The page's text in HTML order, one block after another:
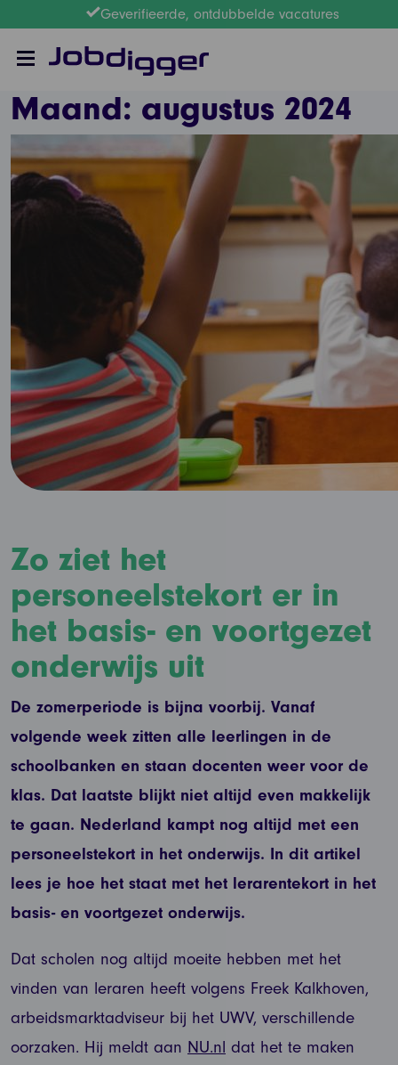
Geverifieerde, ontdubbelde vacatures
Maand: augustus 2024
Zo ziet het
personeelstekort er in
het basis- en voortgezet
onderwijs uit
De zomerperiode is bijna voorbij. Vanaf
volgende week zitten alle leerlingen in de
schoolbanken en staan docenten weer voor de
klas. Dat laatste blijkt niet altijd even makkelijk
te gaan. Nederland kampt nog altijd met een
personeelstekort in het onderwijs. In dit artikel
lees je hoe het staat met het lerarentekort in het
basis- en voortgezet onderwijs.
Dat scholen nog altijd moeite hebben met het
vinden van leraren heeft volgens Freek Kalkhoven,
arbeidsmarktadviseur bij het UWV, verschillende
oorzaken. Hij meldt aan NU.nl dat het te maken